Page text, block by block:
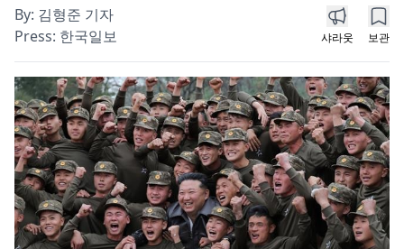
By: 김형준 기자
Press: 한국일보 샤라웃 보관